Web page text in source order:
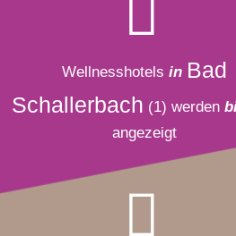
Wellnesshotels in Bad
Schallerbach (1) werden
angezeigt